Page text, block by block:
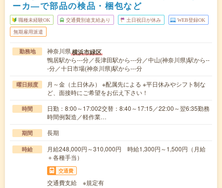
ーカ―で部品の検品・梱包など
職種未経験OK 交通費別途支給あり 土日祝日が休み WEB登録OK
無期雇用派遣
勤務地 神奈川県横浜市緑区
鴨居駅から---分／長津田駅から---分／中山(神奈川県)駅から--
-分／十日市場(神奈川県)駅から---分
曜日頻度
月～金（土日休み） ※配属先による ※平日休みやシフト制な
ど、面接時にご希望をお伝え下さい！
時間
日勤：8:00～17:002交替：8:40～17:15／22:00～翌6:35勤務
時間例製造／軽作業…
期間 長期
時給
月給248,000円～310,000円 時給1,300円～1,500円（月給
＋各種手当）
交通費
交通費支給 ※規定有